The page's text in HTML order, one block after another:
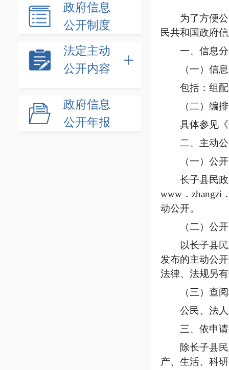
政府信息
公开制度
法定主动
公开内容
政府信息
公开年报
为了方便
民共和国政府
一、信息
（一）信
包括：组
（二）编
具体参见
二、主动
（一）公
长子县民
www．zhangzi
动公开。
（二）公
以长子县
发布的主动公
法律、法规另
（三）查
公民、法
三、依申
除长子县
产、生活、科